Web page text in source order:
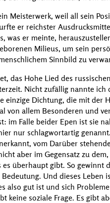
Meisterwerk, weil all sein
er reichster
was er meinte,
Milieus, um sein
Sinnbild zu
das Hohe Lied des
Nicht zufällig nannte
einzige Dichtung, die mit der
von allem Besonderen und
im Falle beider Epen ist sie
nur schlagwortartig
vom Darüber
aber im Gegensatz zu
überhaupt gibt. So gewinnt
Und dieses Leben
also gut ist und sich
keine soziale Frage. Es gibt